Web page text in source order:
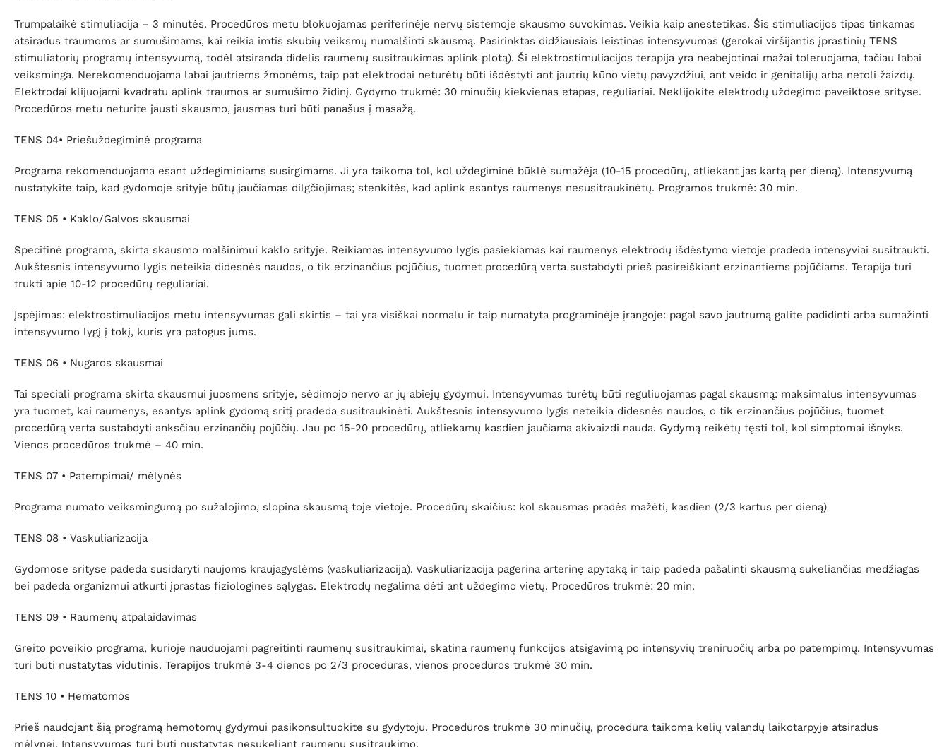
Trumpalaikė stimuliacija – 3 minutės. Procedūros metu blokuojamas periferinėje nervų sistemoje skausmo suvokimas. Veikia kaip anestetikas. Šis stimuliacijos tipas tinkamas
atsiradus traumoms ar sumušimams, kai reikia imtis skubių veiksmų numalšinti skausmą. Pasirinktas didžiausiais leistinas intensyvumas (gerokai viršijantis įprastinių TENS
stimuliatorių programų intensyvumą, todėl atsiranda didelis raumenų susitraukimas aplink plotą). Ši elektrostimuliacijos terapija yra neabejotinai mažai toleruojama, tačiau labai
veiksminga. Nerekomenduojama labai jautriems žmonėms, taip pat elektrodai neturėtų būti išdėstyti ant jautrių kūno vietų pavyzdžiui, ant veido ir genitalijų arba netoli žaizdų.
Elektrodai klijuojami kvadratu aplink traumos ar sumušimo židinį. Gydymo trukmė: 30 minučių kiekvienas etapas, reguliariai. Neklijokite elektrodų uždegimo paveiktose srityse.
Procedūros metu neturite jausti skausmo, jausmas turi būti panašus į masažą.
TENS 04• Priešuždegiminė programa
Programa rekomenduojama esant uždegiminiams susirgimams. Ji yra taikoma tol, kol uždegiminė būklė sumažėja (10-15 procedūrų, atliekant jas kartą per dieną). Intensyvumą
nustatykite taip, kad gydomoje srityje būtų jaučiamas dilgčiojimas; stenkitės, kad aplink esantys raumenys nesusitraukinėtų. Programos trukmė: 30 min.
TENS 05 • Kaklo/Galvos skausmai
Specifinė programa, skirta skausmo malšinimui kaklo srityje. Reikiamas intensyvumo lygis pasiekiamas kai raumenys elektrodų išdėstymo vietoje pradeda intensyviai susitraukti.
Aukštesnis intensyvumo lygis neteikia didesnės naudos, o tik erzinančius pojūčius, tuomet procedūrą verta sustabdyti prieš pasireiškiant erzinantiems pojūčiams. Terapija turi
trukti apie 10-12 procedūrų reguliariai.
Įspėjimas: elektrostimuliacijos metu intensyvumas gali skirtis – tai yra visiškai normalu ir taip numatyta programinėje įrangoje: pagal savo jautrumą galite padidinti arba sumažinti
intensyvumo lygį į tokį, kuris yra patogus jums.
TENS 06 • Nugaros skausmai
Tai speciali programa skirta skausmui juosmens srityje, sėdimojo nervo ar jų abiejų gydymui. Intensyvumas turėtų būti reguliuojamas pagal skausmą: maksimalus intensyvumas
yra tuomet, kai raumenys, esantys aplink gydomą sritį pradeda susitraukinėti. Aukštesnis intensyvumo lygis neteikia didesnės naudos, o tik erzinančius pojūčius, tuomet
procedūrą verta sustabdyti anksčiau erzinančių pojūčių. Jau po 15-20 procedūrų, atliekamų kasdien jaučiama akivaizdi nauda. Gydymą reikėtų tęsti tol, kol simptomai išnyks.
Vienos procedūros trukmė – 40 min.
TENS 07 • Patempimai/ mėlynės
Programa numato veiksmingumą po sužalojimo, slopina skausmą toje vietoje. Procedūrų skaičius: kol skausmas pradės mažėti, kasdien (2/3 kartus per dieną)
TENS 08 • Vaskuliarizacija
Gydomose srityse padeda susidaryti naujoms kraujagyslėms (vaskuliarizacija). Vaskuliarizacija pagerina arterinę apytaką ir taip padeda pašalinti skausmą sukeliančias medžiagas
bei padeda organizmui atkurti įprastas fiziologines sąlygas. Elektrodų negalima dėti ant uždegimo vietų. Procedūros trukmė: 20 min.
TENS 09 • Raumenų atpalaidavimas
Greito poveikio programa, kurioje nauduojami pagreitinti raumenų susitraukimai, skatina raumenų funkcijos atsigavimą po intensyvių treniruočių arba po patempimų. Intensyvumas
turi būti nustatytas vidutinis. Terapijos trukmė 3-4 dienos po 2/3 procedūras, vienos procedūros trukmė 30 min.
TENS 10 • Hematomos
Prieš naudojant šią programą hemotomų gydymui pasikonsultuokite su gydytoju. Procedūros trukmė 30 minučių, procedūra taikoma kelių valandų laikotarpyje atsiradus
mėlynei. Intensyvumas turi būti nustatytas nesukeliant raumenų susitraukimo.